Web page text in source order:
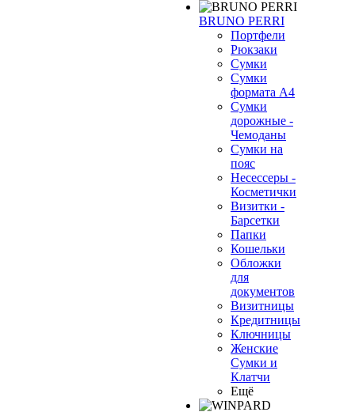
BRUNO PERRI
Портфели
Рюкзаки
Сумки
Сумки
формата А4
Сумки
дорожные -
Чемоданы
Сумки на
пояс
Несессеры -
Косметички
Визитки -
Барсетки
Папки
Кошельки
Обложки
для
документов
Визитницы
Кредитницы
Ключницы
Женские
Сумки и
Клатчи
Ещё